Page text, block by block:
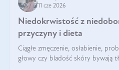
11 cze 2026
Niedokrwistość z
przyczyny i dieta
Ciągłe zmęczenie, osłabienie,
głowy czy bladość skóry bywają